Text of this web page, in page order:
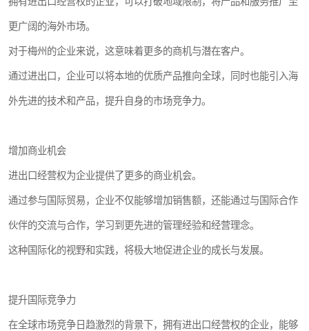
更广阔的海外市场。
对于梅州的企业来说，这意味着更多的商机与潜在客户。
通过进出口，企业可以将本地的优质产品推向全球，同时也能引入海
外先进的技术和产品，提升自身的市场竞争力。
增加商业机会
进出口经营权为企业提供了更多的商业机会。
通过参与国际贸易，企业不仅能够增加销售额，还能通过与国际合作
伙伴的交流与合作，学习到更先进的管理经验和经营理念。
这种国际化的视野和实践，将极大地促进企业的成长与发展。
提升国际竞争力
在全球市场竞争日趋激烈的背景下，拥有进出口经营权的企业，能够